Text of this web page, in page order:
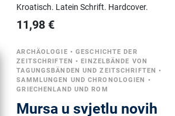
Kroatisch. Latein Schrift. Hardcover.
11,98 €
ARCHÄOLOGIE •GESCHICHTE DER
ZEITSCHRIFTEN •EINZELBÄNDE VON
TAGUNGSBÄNDEN UND ZEITSCHRIFTEN •
SAMMLUNGEN UND CHRONOLOGIEN •
GRIECHENLAND UND ROM
Mursa u svjetlu novih